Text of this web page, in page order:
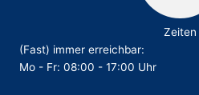
Zeiten
(Fast) immer erreichbar:
Mo - Fr: 08:00 - 17:00 Uhr